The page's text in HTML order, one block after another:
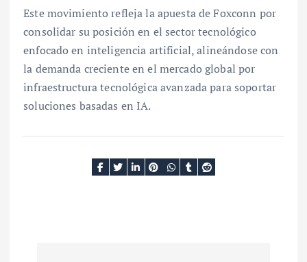
Este movimiento refleja la apuesta de Foxconn por
consolidar su posición en el sector tecnológico
enfocado en inteligencia artificial, alineándose con
la demanda creciente en el mercado global por
infraestructura tecnológica avanzada para soportar
soluciones basadas en IA.